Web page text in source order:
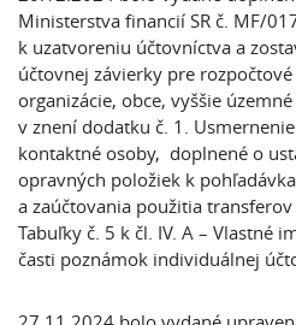
Ministerstva financií SR č. MF/
k uzatvoreniu účtovníctva a
účtovnej závierky pre
organizácie, obce, vyššie
v znení dodatku č. 1.
kontaktné osoby, doplnené o
opravných položiek k
a zaúčtovania použitia
Tabuľky č. 5 k čl. IV. A – Vlastné
časti poznámok individuálnej